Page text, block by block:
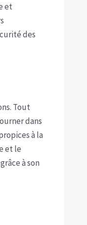
et
des
Tout
dans
à la
et le
à son